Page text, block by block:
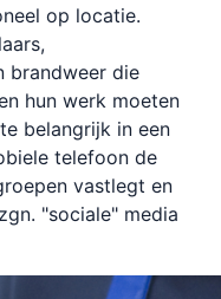
op locatie.
brandweer die
hun werk moeten
belangrijk in een
telefoon de
vastlegt en
"sociale" media